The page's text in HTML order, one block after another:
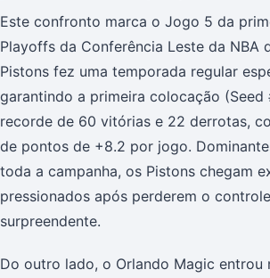
Este confronto marca o Jogo 5 da
Playoffs da Conferência Leste da NBA
Pistons fez uma temporada regular
garantindo a primeira colocação (Seed
recorde de 60 vitórias e 22 derrotas,
de pontos de +8.2 por jogo.
toda a campanha, os Pistons chegam
pressionados após perderem o
surpreendente.
Do outro lado, o Orlando Magic entrou